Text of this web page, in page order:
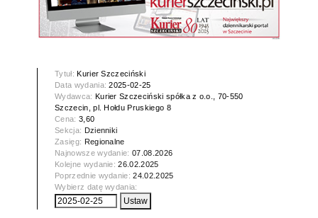
Tytuł: Kurier Szczeciński
Data wydania:2025-02-25
Wydawca: Kurier Szczeciński spółka z o.o., 70-550
Szczecin, pl. Hołdu Pruskiego 8
Cena: 3,60
Sekcja: Dzienniki
Zasięg: Regionalne
Najnowsze wydanie:07.08.2026
Kolejne wydanie:26.02.2025
Poprzednie wydanie:24.02.2025
Wybierz datę wydania: